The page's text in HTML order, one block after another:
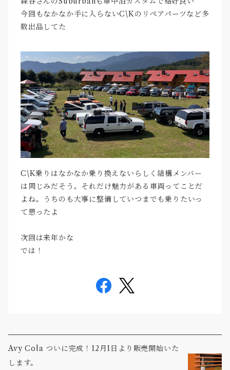
今回もなかなか手に入らないC\Kのリペアパーツなど多
数出品してた
C\K乗りはなかなか乗り換えないらしく結構メンバー
は同じみだそう。それだけ魅力がある車両ってことだ
よね。うちのも大事に整備していつまでも乗りたいっ
て思ったよ
次回は来年かな
では！
Avy Cola ついに完成！12月1日より販売開始いた
します。